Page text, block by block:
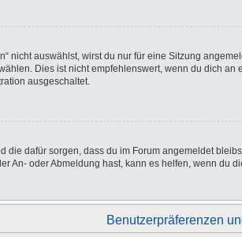
nicht auswählst, wirst du nur für eine Sitzung
Dies ist nicht empfehlenswert, wenn du dich
ausgeschaltet.
die dafür sorgen, dass du im Forum angemeldet
An- oder Abmeldung hast, kann es helfen, wenn du
Benutzerpräferenzen